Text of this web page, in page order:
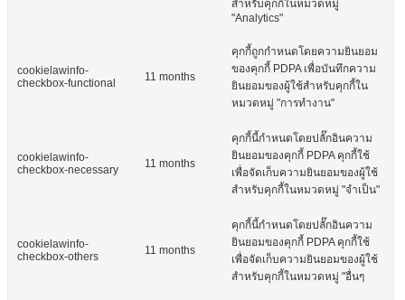
สำหรับคุกกี้ในหมวดหมู่
"Analytics"
cookielawinfo-
checkbox-functional
11 months
คุกกี้ถูกกำหนดโดยความยินยอม
ของคุกกี้ PDPA เพื่อบันทึกความ
ยินยอมของผู้ใช้สำหรับคุกกี้ใน
หมวดหมู่ "การทำงาน"
cookielawinfo-
checkbox-necessary
11 months
คุกกี้นี้กำหนดโดยปลั๊กอินความ
ยินยอมของคุกกี้ PDPA คุกกี้ใช้
เพื่อจัดเก็บความยินยอมของผู้ใช้
สำหรับคุกกี้ในหมวดหมู่ "จำเป็น"
cookielawinfo-
checkbox-others
11 months
คุกกี้นี้กำหนดโดยปลั๊กอินความ
ยินยอมของคุกกี้ PDPA คุกกี้ใช้
เพื่อจัดเก็บความยินยอมของผู้ใช้
สำหรับคุกกี้ในหมวดหมู่ "อื่นๆ